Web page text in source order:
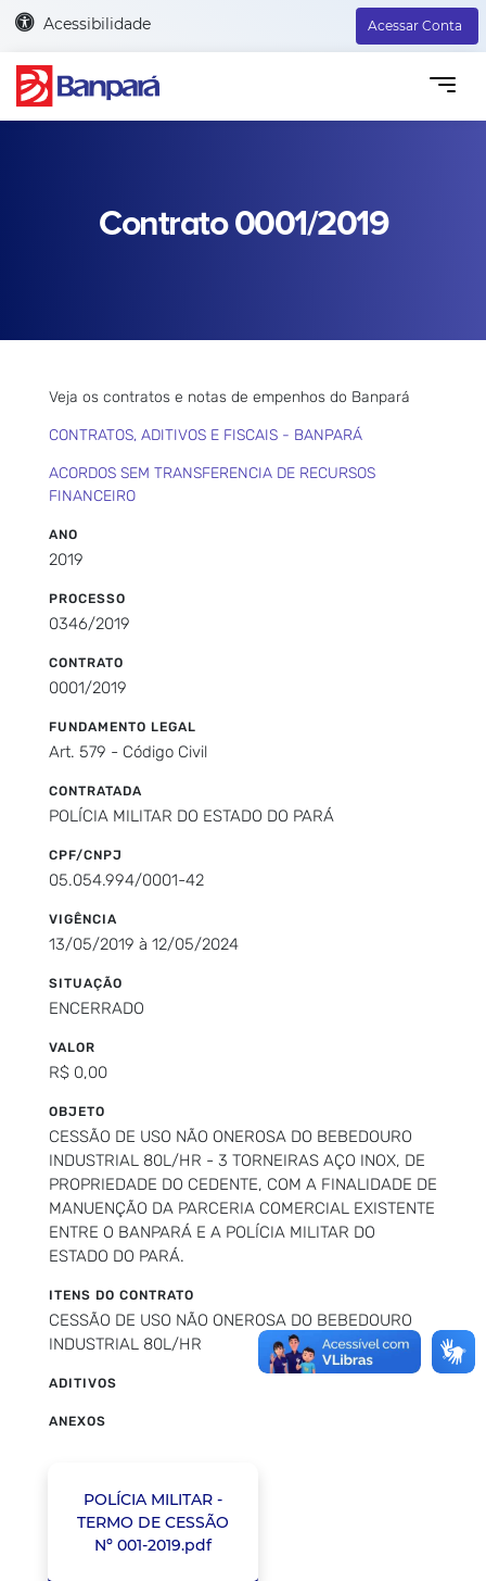
Acessibilidade Acessar Conta
Contrato 0001/2019
Veja os contratos e notas de empenhos do Banpará
CONTRATOS, ADITIVOS E FISCAIS - BANPARÁ
ACORDOS SEM TRANSFERENCIA DE RECURSOS
FINANCEIRO
ANO
2019
PROCESSO
0346/2019
CONTRATO
0001/2019
FUNDAMENTO LEGAL
Art. 579 - Código Civil
CONTRATADA
POLÍCIA MILITAR DO ESTADO DO PARÁ
CPF/CNPJ
05.054.994/0001-42
VIGÊNCIA
13/05/2019 à 12/05/2024
SITUAÇÃO
ENCERRADO
VALOR
R$ 0,00
OBJETO
CESSÃO DE USO NÃO ONEROSA DO BEBEDOURO
INDUSTRIAL 80L/HR - 3 TORNEIRAS AÇO INOX, DE
PROPRIEDADE DO CEDENTE, COM A FINALIDADE DE
MANUENÇÃO DA PARCERIA COMERCIAL EXISTENTE
ENTRE O BANPARÁ E A POLÍCIA MILITAR DO
ESTADO DO PARÁ.
ITENS DO CONTRATO
CESSÃO DE USO NÃO ONEROSA DO BEBEDOURO
INDUSTRIAL 80L/HR
ADITIVOS
ANEXOS
POLÍCIA MILITAR -
TERMO DE CESSÃO
Nº 001-2019.pdf